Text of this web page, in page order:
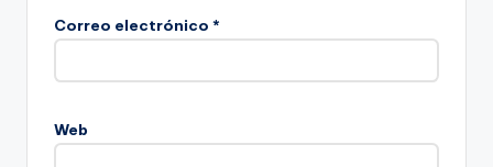
Correo electrónico *
Web